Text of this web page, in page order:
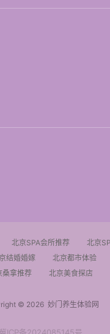
北京SPA会所推荐
北京
结婚婚嫁 北京都市体验
桑拿推荐
北京美食探店
© 2026妙门养生体验网